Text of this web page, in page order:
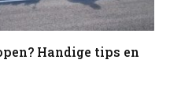
Handige tips en